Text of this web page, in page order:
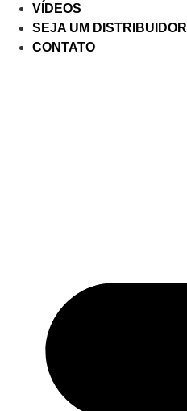
VÍDEOS
SEJA UM DISTRIBUIDOR
CONTATO